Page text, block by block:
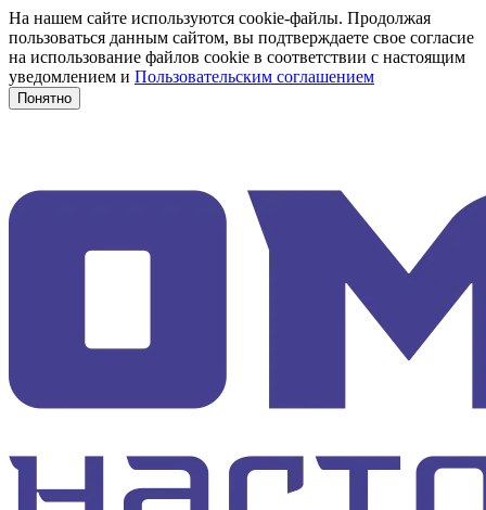
На нашем сайте используются cookie-файлы. Продолжая
пользоваться данным сайтом, вы подтверждаете свое согласие
на использование файлов cookie в соответствии с настоящим
уведомлением и Пользовательским соглашением
Понятно